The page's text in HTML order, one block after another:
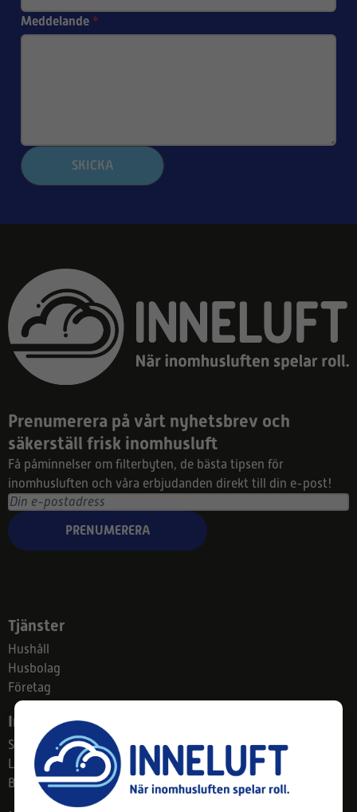
Meddelande *
SKICKA
Prenumerera på vårt nyhetsbrev och
säkerställ frisk inomhusluft
Få påminnelser om filterbyten, de bästa tipsen för
inomhusluften och våra erbjudanden direkt till din e-post!
PRENUMERERA
Tjänster
Hushåll
Husbolag
Företag
Info
Sekretesspolicy
Leverans och retur
Betalningssätt